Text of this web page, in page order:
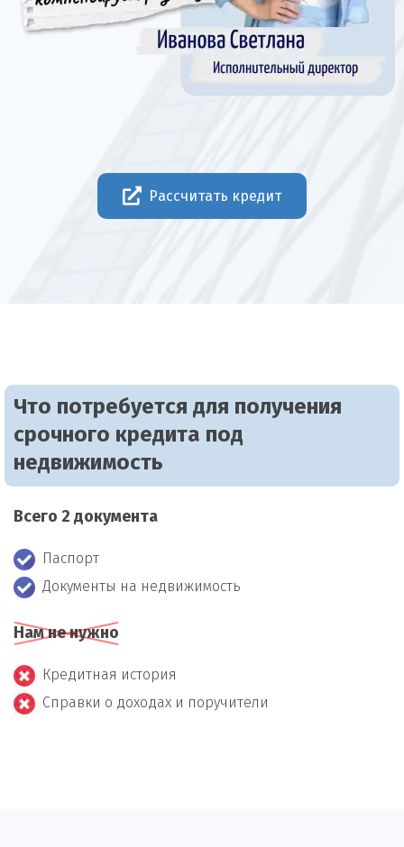
Рассчитать кредит
Что потребуется для получения
срочного кредита под
недвижимость
Всего 2 документа
Паспорт
Документы на недвижимость
Нам не нужно
Кредитная история
Справки о доходах и поручители